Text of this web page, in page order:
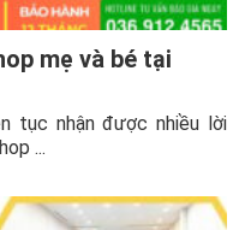
mẹ và bé tại
tục nhận được nhiều lời
...